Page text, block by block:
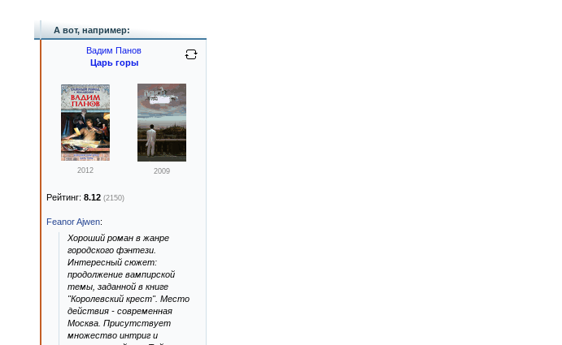
А вот, например:
Вадим Панов
Царь горы
2012 2009
Рейтинг: 8.12 (2150)
Feanor Ajwen:
Хороший роман в жанре
городского фэнтези.
Интересный сюжет:
продолжение вампирской
темы, заданной в книге
"Королевский крест". Место
действия - современная
Москва. Присутствует
множество интриг и